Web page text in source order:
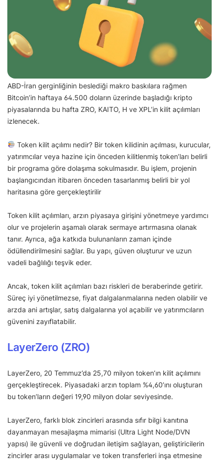
ABD-İran gerginliğinin beslediği makro baskılara rağmen
Bitcoin’in haftaya 64.500 doların üzerinde başladığı kripto
piyasalarında bu hafta ZRO, KAITO, H ve XPL’in kilit açılımları
izlenecek.
Token kilit açılımı nedir? Bir token kilidinin açılması, kurucular,
yatırımcılar veya hazine için önceden kilitlenmiş token’ları belirli
bir programa göre dolaşıma sokulmasıdır. Bu işlem, projenin
başlangıcından itibaren önceden tasarlanmış belirli bir yol
haritasına göre gerçekleştirilir
Token kilit açılımları, arzın piyasaya girişini yönetmeye yardımcı
olur ve projelerin aşamalı olarak sermaye artırmasına olanak
tanır. Ayrıca, ağa katkıda bulunanların zaman içinde
ödüllendirilmesini sağlar. Bu yapı, güven oluşturur ve uzun
vadeli bağlılığı teşvik eder.
Ancak, token kilit açılımları bazı riskleri de beraberinde getirir.
Süreç iyi yönetilmezse, fiyat dalgalanmalarına neden olabilir ve
arzda ani artışlar, satış dalgalarına yol açabilir ve yatırımcıların
güvenini zayıflatabilir.
LayerZero (ZRO)
LayerZero, 20 Temmuz’da 25,70 milyon token’ın kilit açılımını
gerçekleştirecek. Piyasadaki arzın toplam %4,60’ını oluşturan
bu token’ların değeri 19,90 milyon dolar seviyesinde.
LayerZero, farklı blok zincirleri arasında sıfır bilgi kanıtına
dayanmayan mesajlaşma mimarisi (Ultra Light Node/DVN
yapısı) ile güvenli ve doğrudan iletişim sağlayan, geliştiricilerin
zincirler arası uygulamalar ve token transferleri inşa etmesine